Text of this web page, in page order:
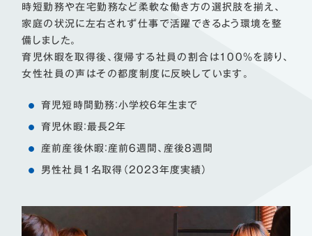
時短勤務や在宅勤務など柔軟な働き方の選択肢を揃え、
家庭の状況に左右されず仕事で活躍できるよう環境を整
備しました。
育児休暇を取得後、復帰する社員の割合は100%を誇り、
女性社員の声はその都度制度に反映しています。
育児短時間勤務：小学校6年生まで
育児休暇：最長2年
産前産後休暇：産前6週間、産後8週間
男性社員1名取得（2023年度実績）